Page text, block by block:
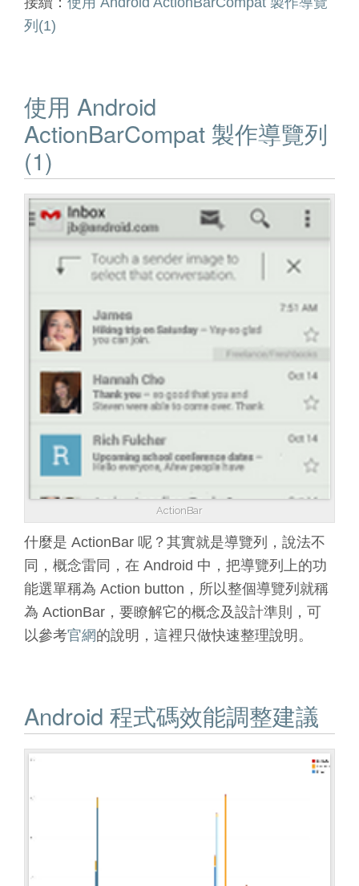
列(1)
使用 Android
ActionBarCompat 製作導覽列
(1)
ActionBar
什麼是 ActionBar 呢？其實就是導覽列，說法不
同，概念雷同，在 Android 中，把導覽列上的功
能選單稱為 Action button，所以整個導覽列就稱
為 ActionBar，要瞭解它的概念及設計準則，可
以參考官網的說明，這裡只做快速整理說明。
Android 程式碼效能調整建議